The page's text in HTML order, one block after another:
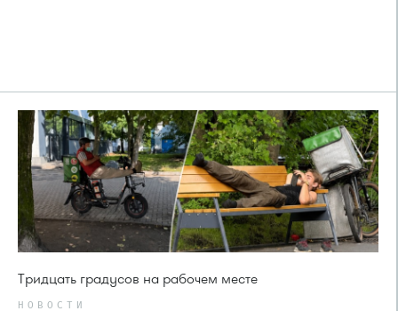
Тридцать градусов на рабочем месте
НОВОСТИ